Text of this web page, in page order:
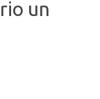
un